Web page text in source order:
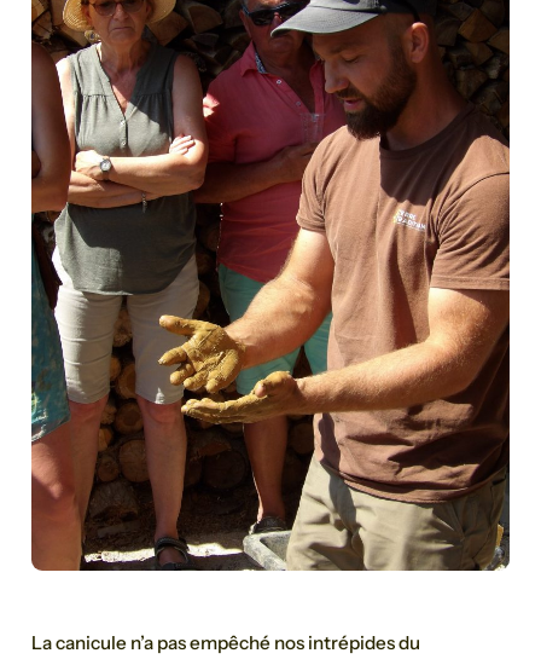
La canicule n’a pas empêché nos intrépides du